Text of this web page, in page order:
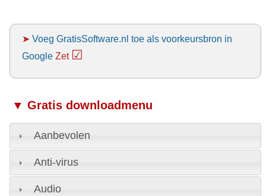
➤ Voeg GratisSoftware.nl toe als voorkeursbron in
Google Zet ☑
▼ Gratis downloadmenu
Aanbevolen
Anti-virus
Audio